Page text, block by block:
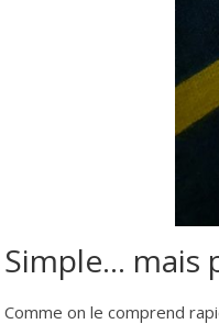
Simple… mais
Comme on le comprend